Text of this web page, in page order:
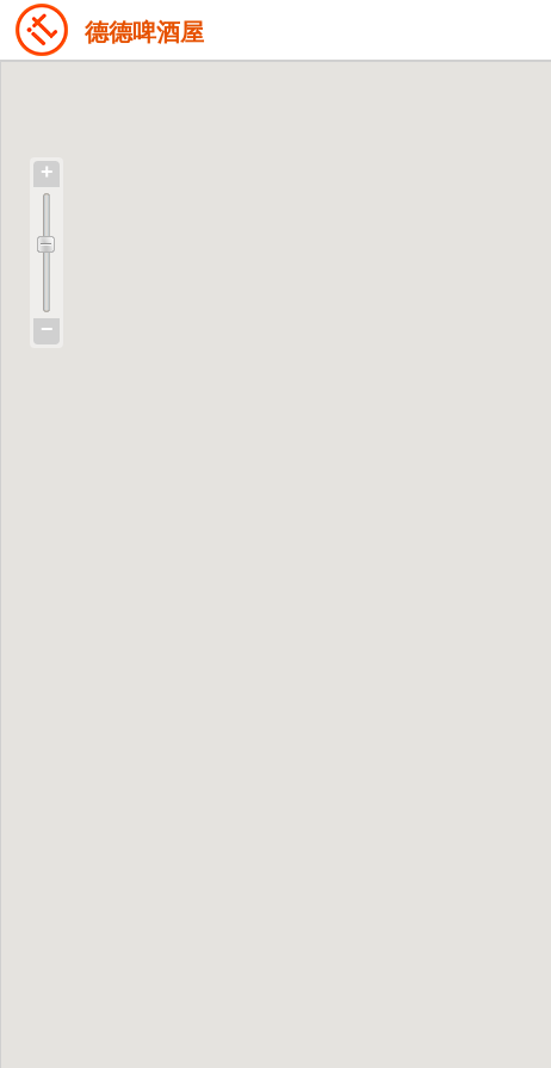
德德啤酒屋
+
−